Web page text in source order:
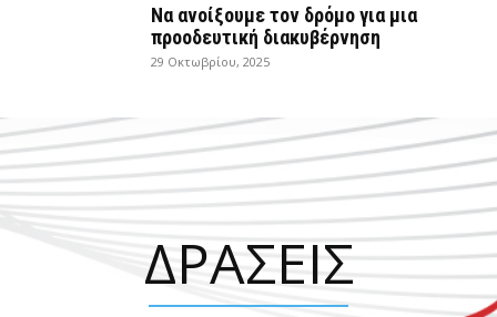
Να ανοίξουμε τον δρόμο για μια
προοδευτική διακυβέρνηση
29 Οκτωβρίου, 2025
ΔΡΑΣΕΙΣ